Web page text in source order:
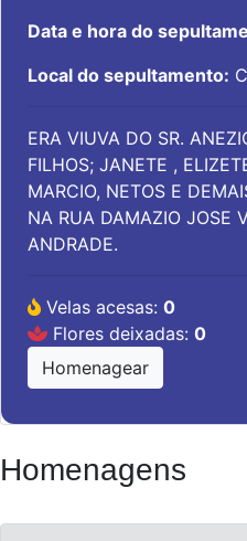
Data e hora do
Local do sepultamento:
ERA VIUVA DO SR.
FILHOS; JANETE ,
MARCIO, NETOS E
NA RUA DAMAZIO JOSE
ANDRADE.
Velas acesas: 0
Flores deixadas: 0
Homenagear
Homenagens